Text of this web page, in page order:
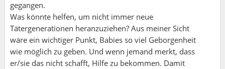
gegangen.
Was könnte helfen, um nicht immer neue
Tätergenerationen heranzuziehen? Aus meiner Sicht
wäre ein wichtiger Punkt, Babies so viel Geborgenheit
wie möglich zu geben. Und wenn jemand merkt, dass
er/sie das nicht schafft, Hilfe zu bekommen. Damit